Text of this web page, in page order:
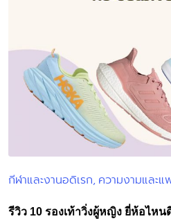
Posted
กีฬาและงานอดิเรก ความงามและแ
รีวิว 10 รองเท้าวิ่งผู้หญิง ยี่ห้อไหน